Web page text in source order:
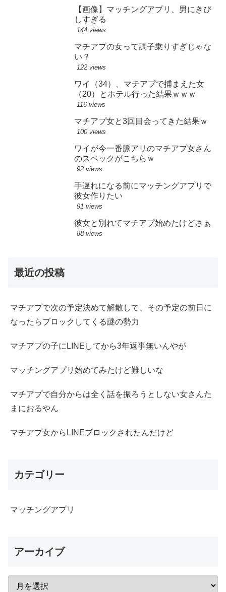
【画像】マッチングアプリ、男にきび
しすぎる
144 views
マチアプの女って調子乗りすぎじゃな
い？
122 views
ワイ（34）、マチアプで捕まえた女
（20）とホテル行った結果ｗｗｗ
116 views
マチアプ女と3回目会ってきた結果ｗ
100 views
ワイが今一番脈アリのマチアプ女さん
のスペックがこちらｗ
92 views
手遅れになる前にマッチングアプリで
彼女作りたい
91 views
彼女と別れてマチアプ始めたけどさぁ
88 views
最近の投稿
マチアプで次の予定決めて解散して、その予定の前日に
なったらブロックしてくる謎の勢力
マチアプの子にLINEしてから3年返事無いんやが
マッチングアプリ始めてみたけど難しいな
マチアプで自分からは全く話を振ろうとしない女さんた
まにおるやん
マチアプ女からLINEブロックされたんだけど
カテゴリー
マッチングアプリ
アーカイブ